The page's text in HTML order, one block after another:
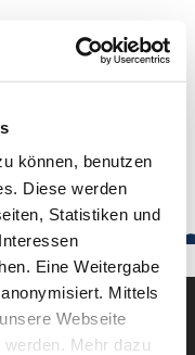
können, benutzen
Diese werden
Statistiken und
Eine Weitergabe
Mittels
Webseite
Mehr dazu